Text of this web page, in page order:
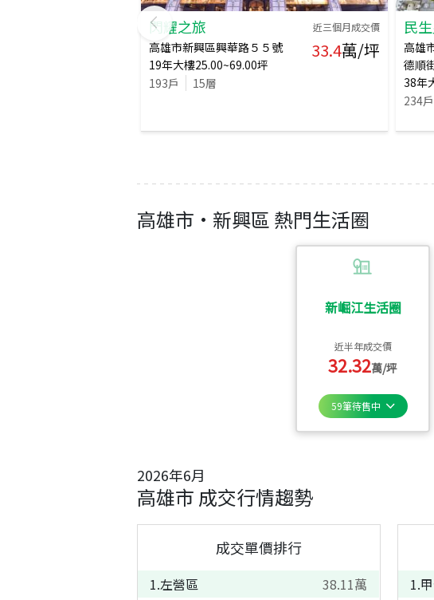
閃耀之旅 近三個月成交價
高雄市新興區興華路５５號
19年大樓25.00~69.00坪
193戶 15層
33.4萬/坪
民
高雄
德順
38年
234戶
高雄市 · 新興區 熱門生活圈
新崛江生活圈
近半年成交價
32.32萬/坪
59筆待售中
2026年6月
高雄市 成交行情趨勢
成交單價排行
1.左營區 38.11萬
1.